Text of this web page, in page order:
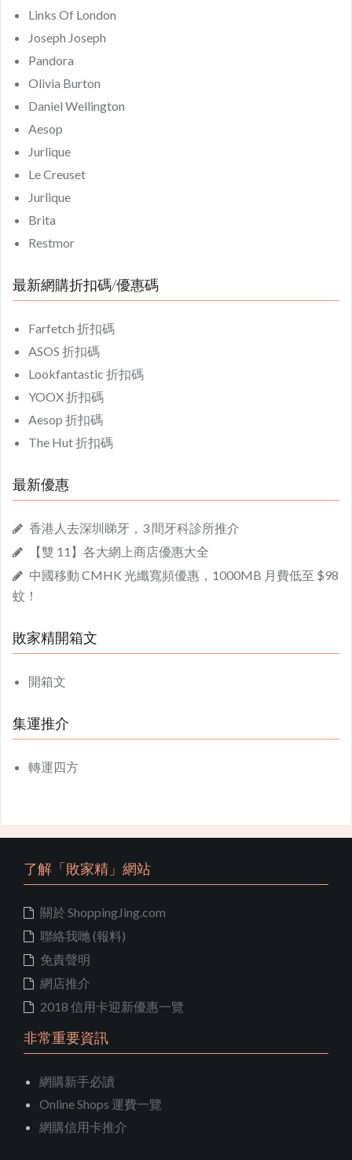
Links Of London
Joseph Joseph
Pandora
Olivia Burton
Daniel Wellington
Aesop
Jurlique
Le Creuset
Jurlique
Brita
Restmor
最新網購折扣碼/優惠碼
Farfetch 折扣碼
ASOS 折扣碼
Lookfantastic 折扣碼
YOOX 折扣碼
Aesop 折扣碼
The Hut 折扣碼
最新優惠
香港人去深圳睇牙，3 間牙科診所推介
【雙 11】各大網上商店優惠大全
中國移動 CMHK 光纖寬頻優惠，1000MB 月費低至 $98
蚊！
敗家精開箱文
開箱文
集運推介
轉運四方
了解「敗家精」網站
關於 ShoppingJing.com
聯絡我哋 (報料)
免責聲明
網店推介
2018 信用卡迎新優惠一覽
非常重要資訊
網購新手必讀
Online Shops 運費一覽
網購信用卡推介